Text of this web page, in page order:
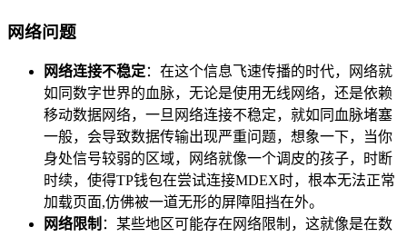
网络问题
网络连接不稳定：在这个信息飞速传播的时代，网络就
如同数字世界的血脉，无论是使用无线网络，还是依赖
移动数据网络，一旦网络连接不稳定，就如同血脉堵塞
一般，会导致数据传输出现严重问题，想象一下，当你
身处信号较弱的区域，网络就像一个调皮的孩子，时断
时续，使得TP钱包在尝试连接MDEX时，根本无法正常
加载页面,仿佛被一道无形的屏障阻挡在外。
网络限制 ：某些地区可能存在网络限制，这就像是在数